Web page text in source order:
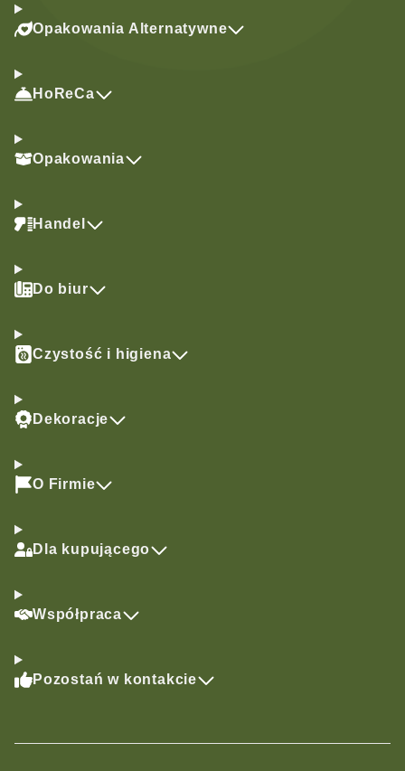
Opakowania Alternatywne
HoReCa
Opakowania
Handel
Do biur
Czystość i higiena
Dekoracje
O Firmie
Dla kupującego
Współpraca
Pozostań w kontakcie